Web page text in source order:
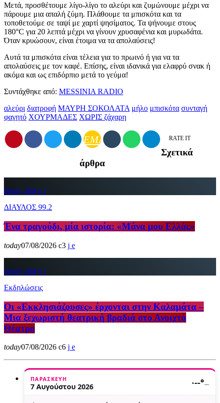
Μετά, προσθέτουμε λίγο-λίγο το αλεύρι και ζυμώνουμε μέχρι να
πάρουμε μια απαλή ζύμη. Πλάθουμε τα μπισκότα και τα
τοποθετούμε σε ταψί με χαρτί ψησίματος. Τα ψήνουμε στους
180°C για 20 λεπτά μέχρι να γίνουν χρυσαφένια και μυρωδάτα.
Όταν κρυώσουν, είναι έτοιμα να τα απολαύσεις!
Αυτά τα μπισκότα είναι τέλεια για το πρωινό ή για να τα
απολαύσεις με τον καφέ. Επίσης, είναι ιδανικά για ελαφρύ σνακ ή
ακόμα και ως επιδόρπιο μετά το γεύμα!
Συντάχθηκε από: MESSINIA RADIO
αλεύρι διατροφή ΜΑΥΡΗ ΣΟΚΟΛΑΤΑ μήλο μπισκότα συνταγή
φαγητό ΧΟΥΡΜΑΔΕΣ ΧΩΡΙΣ ζάχαρη
EMAIL RATE IT
Σχετικά
άρθρα
insert_link
ΔΙΑΥΛΟΣ 99.2
Ένα τραγούδι, μία ιστορία: «Μάνα μου Ελλάς»
today07/08/2026 3
insert_link
Εκδηλώσεις
Οι «Εκκλησιάζουσες» έρχονται στην Καλαμάτα –
Μια ξεχωριστή θεατρική βραδιά στο Ανοιχτό
Θέατρο
today07/08/2026 6
ΠΑΡΑΣΚΕΥΉ
7 Αυγούστου 2026 ·--°—